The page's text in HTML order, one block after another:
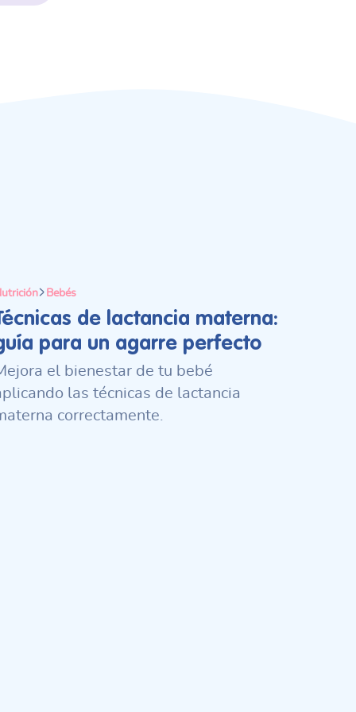
Bebés
de lactancia materna:
para un agarre perfecto
el bienestar de tu bebé
las técnicas de lactancia
correctamente.